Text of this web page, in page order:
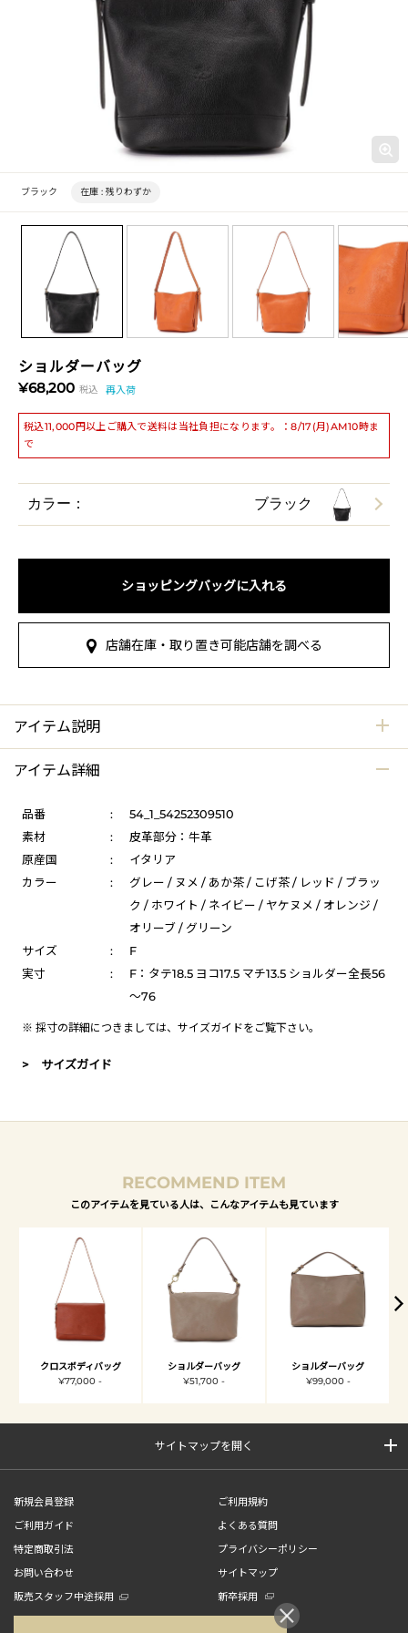
ショルダーバッグ
¥68,200 税込 再入荷
税込11,000円以上ご購入で送料は当社負担になります。：8/17(月)AM10時ま
で
ブラック 在庫 : 残りわずか
カラー： ブラック
ショッピングバッグに入れる
店舗在庫・取り置き可能店舗を調べる
アイテム説明
アイテム詳細
品番 :
54_1_54252309510
素材
:
皮革部分：牛革
原産国
:
イタリア
カラー
:
グレー / ヌメ / あか茶 / こげ茶 / レッド / ブラッ
ク / ホワイト / ネイビー / ヤケヌメ / オレンジ /
オリーブ / グリーン
サイズ
:
F
実寸
:
F：タテ18.5 ヨコ17.5 マチ13.5 ショルダー全長56
～76
※ 採寸の詳細につきましては、 サイズガイドをご覧下さい。
> サイズガイド
RECOMMEND ITEM
このアイテムを見ている人は、こんなアイテムも見ています
クロスボディバッグ
¥77,000 -
ショルダーバッグ
¥51,700 -
ショルダーバッグ
¥99,000 -
サイトマップを開く
新規会員登録
ご利用規約
ご利用ガイド
よくある質問
特定商取引法
プライバシーポリシー
お問い合わせ
サイトマップ
販売スタッフ中途採用
新卒採用